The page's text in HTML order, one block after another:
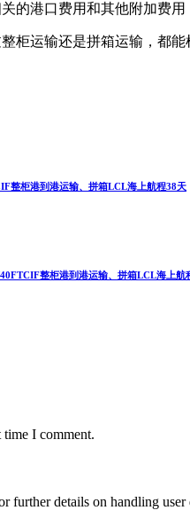
的港口费用和其他附加费用
柜运输还是拼箱运输，都
整柜港到港运输、拼箱LCL海上航程38天
整柜港到港运输、拼箱LCL海上航
time I comment.
further details on handling user